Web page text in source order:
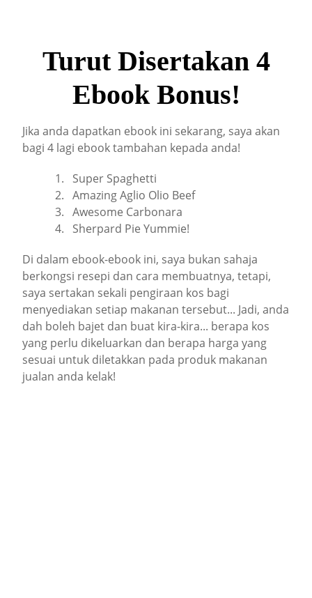
Turut Disertakan 4
Ebook Bonus!
Jika anda dapatkan ebook ini sekarang, saya akan
bagi 4 lagi ebook tambahan kepada anda!
Super Spaghetti
Amazing Aglio Olio Beef
Awesome Carbonara
Sherpard Pie Yummie!
Di dalam ebook-ebook ini, saya bukan sahaja
berkongsi resepi dan cara membuatnya, tetapi,
saya sertakan sekali pengiraan kos bagi
menyediakan setiap makanan tersebut... Jadi, anda
dah boleh bajet dan buat kira-kira... berapa kos
yang perlu dikeluarkan dan berapa harga yang
sesuai untuk diletakkan pada produk makanan
jualan anda kelak!